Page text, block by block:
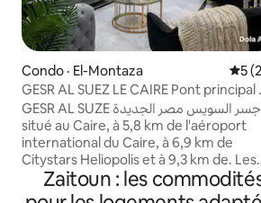
Condo · El-Montaza
5
GESR AL SUEZ LE CAIRE Pont principal
Suez, Héliopolis
GESR AL SUZE جسر السويس مصر الجديدة
situé au Caire, à 5,8 km de l'aéroport
international du Caire, à 6,9 km de
Citystars Heliopolis et à 9,3 km de. Les
voyageurs bénéficient d'un balcon et
d'une terrasse. -l' appartement est
Zaitoun : les